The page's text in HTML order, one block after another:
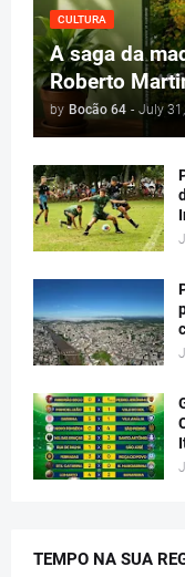
CULTURA
A saga da
Roberto
by Bocão 64 - July
TEMPO NA SUA